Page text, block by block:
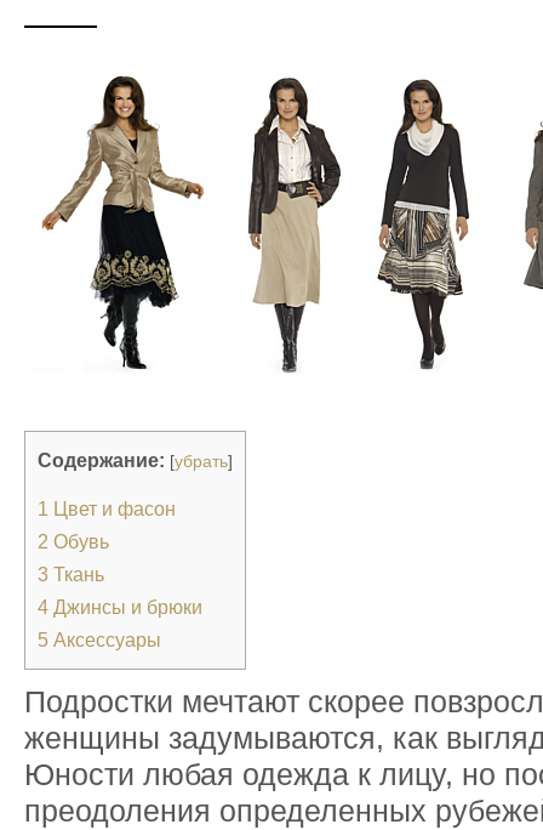
Содержание: [убрать]
1 Цвет и фасон
2 Обувь
3 Ткань
4 Джинсы и брюки
5 Аксессуары
Подростки мечтают скорее
женщины задумываются, как
Юности любая одежда к лицу, но
преодоления определенных